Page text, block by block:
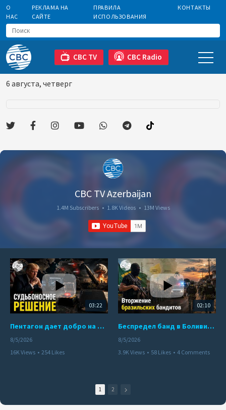
О
НАС
РЕКЛАМА НА
САЙТЕ
ПРАВИЛА
ИСПОЛЬЗОВАНИЯ
КОНТАКТЫ
CBC TV CBC Radio
6 августа, четверг
CBC TV Azerbaijan
1.4M Subscribers • 1.8K Videos • 13M Views
03:22
Пентагон дает добро на ядерный удар по противникам США
8/5/2026
16K Views • 254 Likes
02:10
Беспредел банд в Боливии. Расправы над наркоторговцами
8/5/2026
3.9K Views • 58 Likes • 4 Comments
1 2